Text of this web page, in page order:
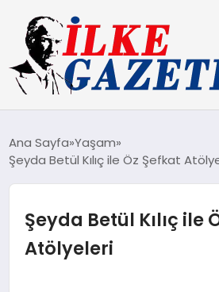
TEKNOLOJI
SPOR
SAĞLIK
Ana Sayfa Yaşam
Şeyda Betül Kılıç ile Öz Şefkat
Şeyda Betül Kılıç ile
Atölyeleri